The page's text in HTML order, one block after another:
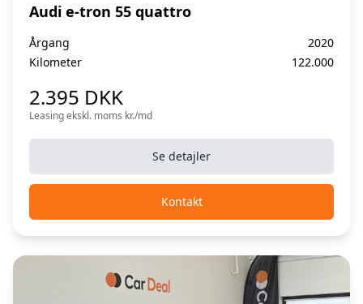
Audi e-tron 55 quattro
Årgang
2020
Kilometer
122.000
2.395 DKK
Leasing ekskl. moms kr./md
Se detajler
Kontakt